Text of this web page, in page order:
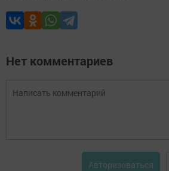
Нет комментариев
Авторизоваться